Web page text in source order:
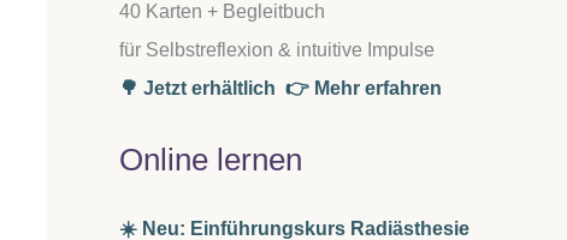
40 Karten + Begleitbuch
für Selbstreflexion & intuitive Impulse
🌳 Jetzt erhältlich 👉 Mehr erfahren
Online lernen
☀️ Neu: Einführungskurs Radiästhesie